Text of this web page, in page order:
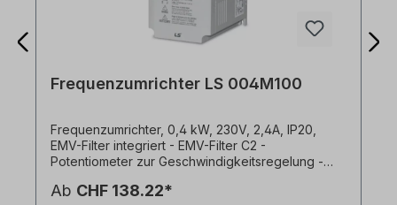
Frequenzumrichter LS 004M100
Frequenzumrichter, 0,4 kW, 230V, 2,4A, IP20,
EMV-Filter integriert - EMV-Filter C2 -
Potentiometer zur Geschwindigkeitsregelung -
Schiene - Seite-an-Seite Installation möglich (2 mm
Ab CHF 138.22*